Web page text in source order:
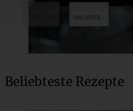
Beliebteste Rezepte